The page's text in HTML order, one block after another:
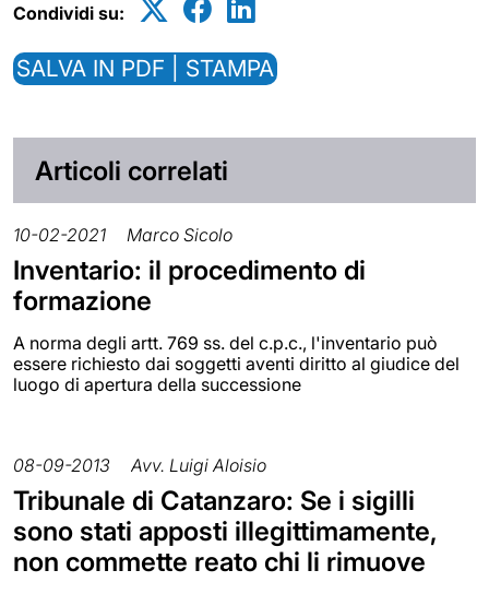
Condividi su:
SALVA IN PDF | STAMPA
Articoli correlati
10-02-2021 Marco Sicolo
Inventario: il procedimento di
formazione
A norma degli artt. 769 ss. del c.p.c., l'inventario può
essere richiesto dai soggetti aventi diritto al giudice del
luogo di apertura della successione
08-09-2013 Avv. Luigi Aloisio
Tribunale di Catanzaro: Se i sigilli
sono stati apposti illegittimamente,
non commette reato chi li rimuove